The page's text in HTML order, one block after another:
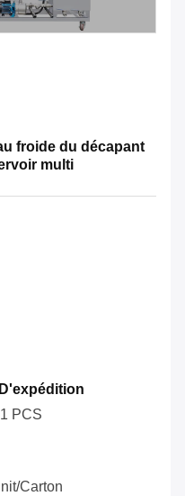
froide du décapant
multi
1 PCS
carton